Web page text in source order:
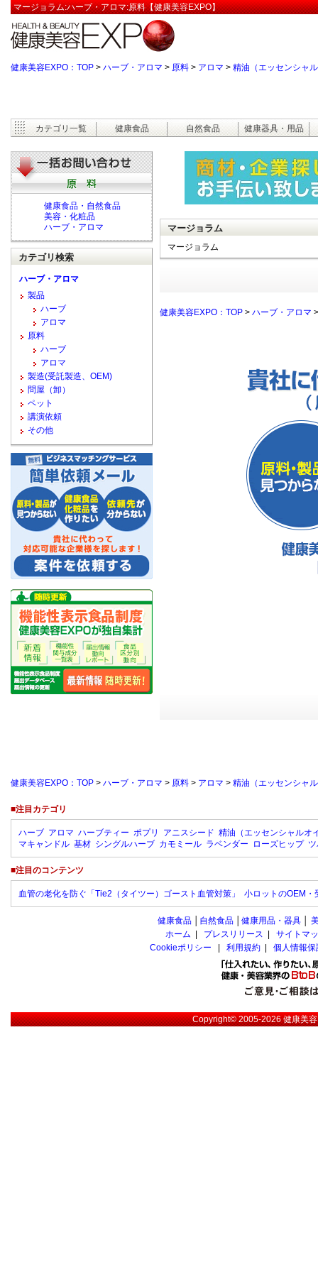
マージョラム:ハーブ・アロマ:原料【健康美容EXPO】
健康美容EXPO：TOP > ハーブ・アロマ > 原料 > アロマ > 精油（エッセンシャ
カテゴリ一覧 健康食品 自然食品 健康器具・用品
マージョラム
マージョラム
健康美容EXPO：TOP > ハーブ・アロマ
健康食品・自然食品
美容・化粧品
ハーブ・アロマ
カテゴリ検索
ハーブ・アロマ
製品
ハーブ
アロマ
原料
ハーブ
アロマ
製造(受託製造、OEM)
問屋（卸）
ペット
講演依頼
その他
健康美容EXPO：TOP > ハーブ・アロマ > 原料 > アロマ > 精油（エッセンシャ
■注目カテゴリ
ハーブ アロマ ハーブティー ポプリ アニスシード 精油（エッセンシャルオ
マキャンドル 基材 シングルハーブ カモミール ラベンダー ローズヒップ
■注目のコンテンツ
血管の老化を防ぐ「Tie2（タイツー）ゴースト血管対策」 小ロットのOEM・
健康食品 自然食品 健康用品・器具
ホーム
プレスリリース
サイトマ
Cookieポリシー
利用規約 個人情報
Copyright© 2005-2026健康美